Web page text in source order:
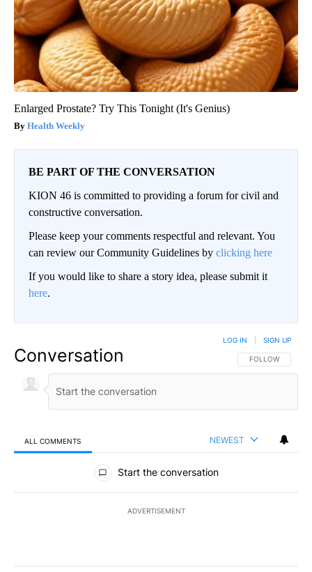
Enlarged Prostate? Try This Tonight (It's Genius)
Health Weekly
BE PART OF THE CONVERSATION
KION 46 is committed to providing a forum for civil and
constructive conversation.
Please keep your comments respectful and relevant. You
can review our Community Guidelines by clicking here
If you would like to share a story idea, please submit it
here.
Conversation FOLLOW THIS
FOLLOW
LOG IN SIGN UP
ALL COMMENTS NEWEST
All Comments
Start the conversation
ADVERTISEMENT